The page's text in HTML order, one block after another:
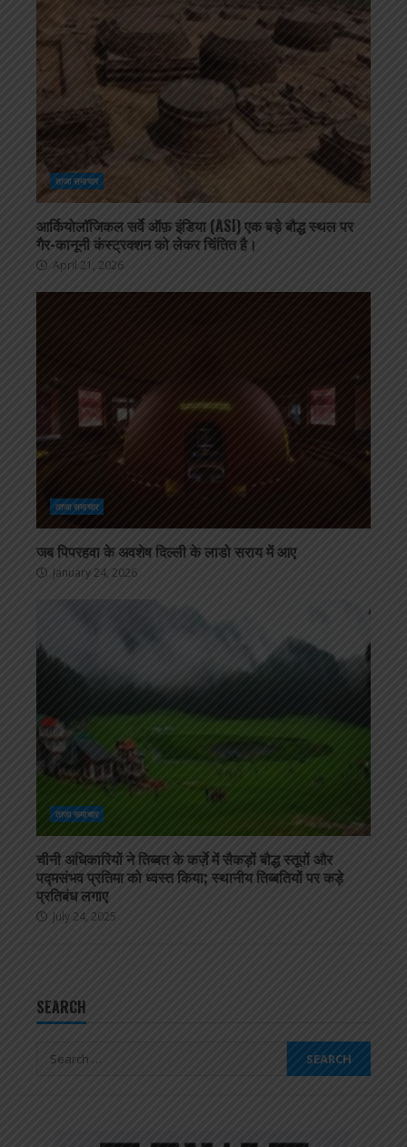
ताजा समाचार
आर्कियोलॉजिकल सर्वे ऑफ़ इंडिया (ASI) एक बड़े बौद्ध स्थल पर
गैर-कानूनी कंस्ट्रक्शन को लेकर चिंतित है।
April 21, 2026
ताजा समाचार
जब पिपरहवा के अवशेष दिल्ली के लाडो सराय में आए
January 24, 2026
ताजा समाचार
चीनी अधिकारियों ने तिब्बत के कर्ज़े में सैकड़ों बौद्ध स्तूपों और
पद्मसंभव प्रतिमा को ध्वस्त किया; स्थानीय तिब्बतियों पर कड़े
प्रतिबंध लगाए
July 24, 2025
SEARCH
Search